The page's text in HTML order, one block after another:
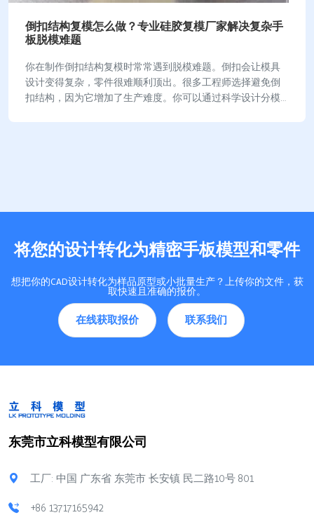
倒扣结构复模怎么做？专业硅胶复模厂家解决复杂手
板脱模难题
你在制作倒扣结构复模时常常遇到脱模难题。倒扣会让模具
设计变得复杂，零件很难顺利顶出。很多工程师选择避免倒
扣结构，因为它增加了生产难度。你可以通过科学设计分模
将您的设计转化为精密手板模型和零件
想把你的CAD设计转化为样品原型或小批量生产？上传你的文件，获
取快速且准确的报价。
在线获取报价 联系我们
东莞市立科模型有限公司
工厂: 中国 广东省 东莞市 长安镇 民二路10号 801
+86 13717165942